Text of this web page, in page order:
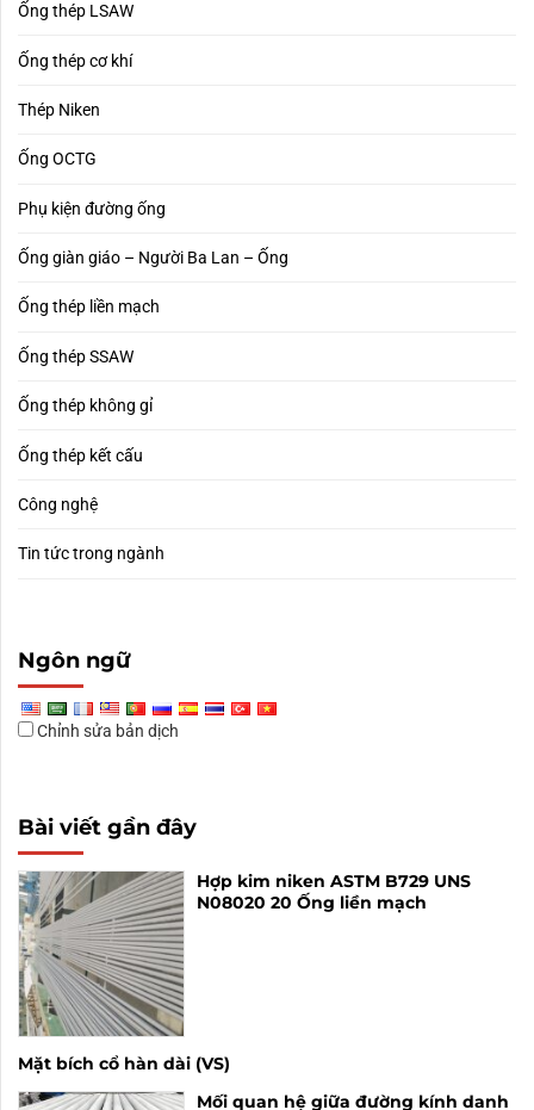
Ống thép LSAW
Ống thép cơ khí
Thép Niken
Ống OCTG
Phụ kiện đường ống
Ống giàn giáo – Người Ba Lan – Ống
Ống thép liền mạch
Ống thép SSAW
Ống thép không gỉ
Ống thép kết cấu
Công nghệ
Tin tức trong ngành
Ngôn ngữ
Chỉnh sửa bản dịch
Bài viết gần đây
Hợp kim niken ASTM B729 UNS
N08020 20 Ống liền mạch
Mặt bích cổ hàn dài (VS)
Mối quan hệ giữa đường kính danh